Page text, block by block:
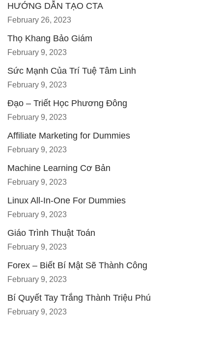
HƯỚNG DẪN TẠO CTA
February 26, 2023
Thọ Khang Bảo Giám
February 9, 2023
Sức Mạnh Của Trí Tuệ Tâm Linh
February 9, 2023
Đạo – Triết Học Phương Đông
February 9, 2023
Affiliate Marketing for Dummies
February 9, 2023
Machine Learning Cơ Bản
February 9, 2023
Linux All-In-One For Dummies
February 9, 2023
Giáo Trình Thuật Toán
February 9, 2023
Forex – Biết Bí Mật Sẽ Thành Công
February 9, 2023
Bí Quyết Tay Trắng Thành Triệu Phú
February 9, 2023